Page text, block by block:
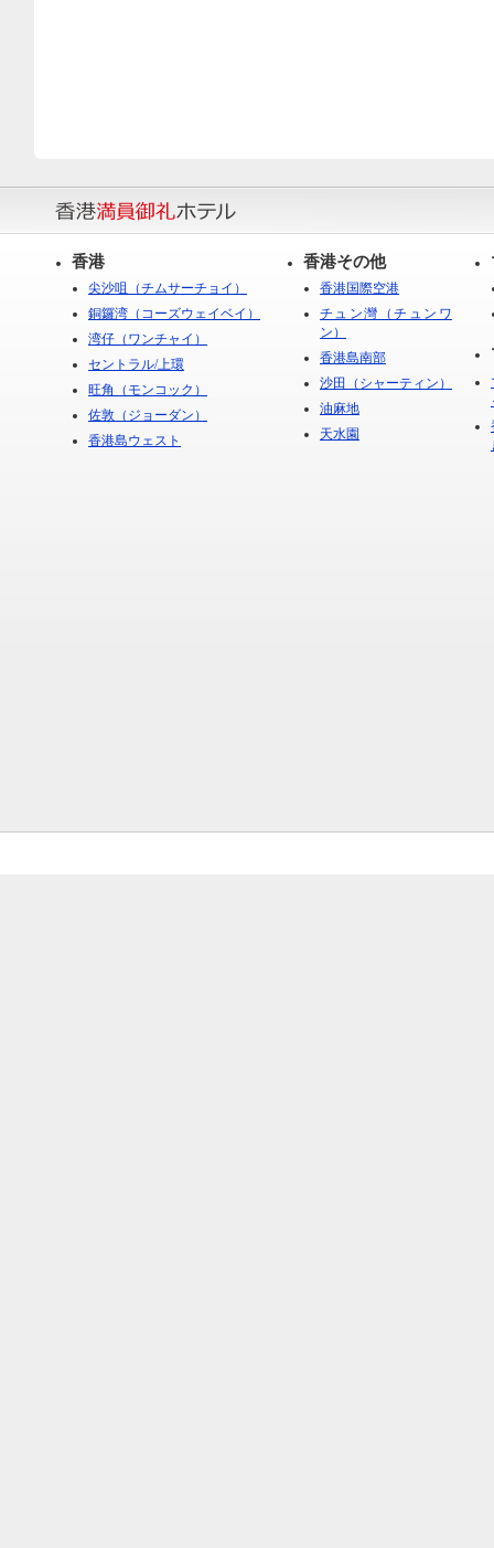
香港
尖沙咀（チムサーチョイ）
銅鑼湾（コーズウェイベイ）
湾仔（ワンチャイ）
セントラル/上環
旺角（モンコック）
佐敦（ジョーダン）
香港島ウェスト
香港その他
香港国際空港
チュン灣（チュンワ
ン）
香港島南部
沙田（シャーティン）
油麻地
天水園